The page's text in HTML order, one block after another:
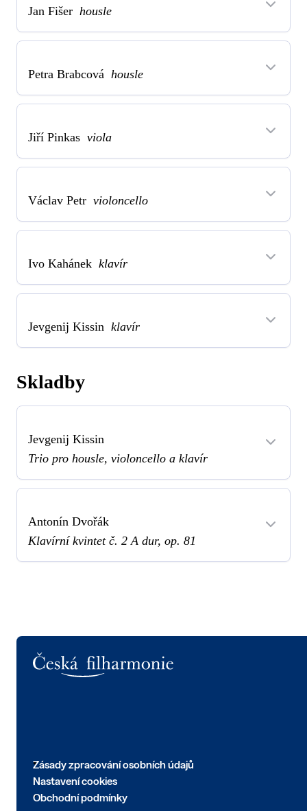
Jan Fišer housle
Petra Brabcová housle
Jiří Pinkas viola
Václav Petr violoncello
Ivo Kahánek klavír
Jevgenij Kissin klavír
Skladby
Jevgenij Kissin
Trio pro housle, violoncello a klavír
Antonín Dvořák
Klavírní kvintet č. 2 A dur, op. 81
Zásady zpracování osobních údajů
Nastavení cookies
Obchodní podmínky